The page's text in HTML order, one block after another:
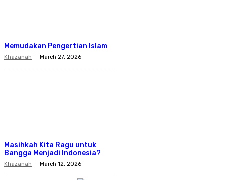
Memudakan Pengertian Islam
Khazanah March 27, 2026
Masihkah Kita Ragu untuk
Bangga Menjadi Indonesia?
Khazanah March 12, 2026